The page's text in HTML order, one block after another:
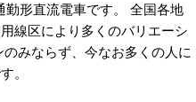
勤形直流電車です。 全国各地
線区により多くのバリエーシ
みならず、今なお多くの人に
。